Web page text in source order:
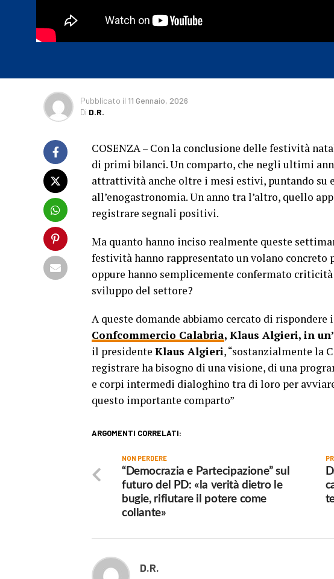
Pubblicato il 11 Gennaio, 2026
Di D.R.
COSENZA – Con la conclusione delle festività
di primi bilanci. Un comparto, che negli ultimi
attrattività anche oltre i mesi estivi, puntando su
all’enogastronomia. Un anno tra l’altro, quello
registrare segnali positivi.
Ma quanto hanno inciso realmente queste
festività hanno rappresentato un volano
oppure hanno semplicemente confermato
sviluppo del settore?
A queste domande abbiamo cercato di
Confcommercio Calabria, Klaus Algieri, in
il presidente Klaus Algieri, “sostanzialmente la
registrare ha bisogno di una visione, di una
e corpi intermedi dialoghino tra di loro per
questo importante comparto”
ARGOMENTI CORRELATI:
NON PERDERE
“Democrazia e Partecipazione” sul
futuro del PD: «la verità dietro le
bugie, rifiutare il potere come
collante»
D.R.